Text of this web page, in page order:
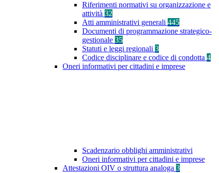
Riferimenti normativi su organizzazione e
attività 32
Atti amministrativi generali 445
Documenti di programmazione strategico-
gestionale 35
Statuti e leggi regionali 3
Codice disciplinare e codice di condotta 4
Oneri informativi per cittadini e imprese
Scadenzario obblighi amministrativi
Oneri informativi per cittadini e imprese
Attestazioni OIV o struttura analoga 3